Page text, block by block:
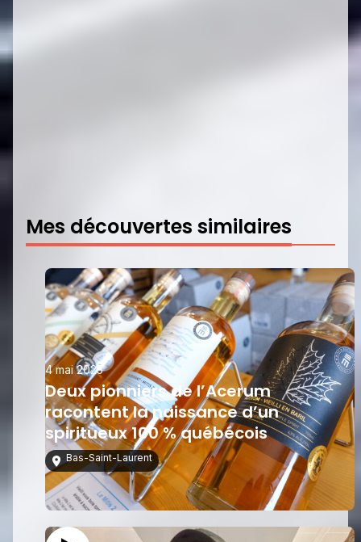
Mes découvertes similaires
4 mai 2025
Deux pionniers de l’Acerum
racontent la naissance d’un
spiritueux 100 % québécois
Bas-Saint-Laurent